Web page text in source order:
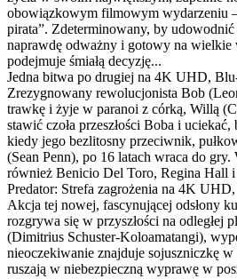
obowiązkowym filmowym wydarzeniu
pirata”. Zdeterminowany, by
naprawdę odważny i gotowy na wielkie
podejmuje śmiałą decyzję...
Jedna bitwa po drugiej na 4K UHD,
Zrezygnowany rewolucjonista Bob
trawkę i żyje w paranoi z córką, Willą
stawić czoła przeszłości Boba i uciekać,
kiedy jego bezlitosny przeciwnik,
(Sean Penn), po 16 latach wraca do
również Benicio Del Toro, Regina Hall i
Predator: Strefa zagrożenia na 4K
Akcja tej nowej, fascynującej odsłony
rozgrywa się w przyszłości na odległej
(Dimitrius Schuster-Koloamatangi),
nieoczekiwanie znajduje sojuszniczkę
ruszają w niebezpieczną wyprawę w